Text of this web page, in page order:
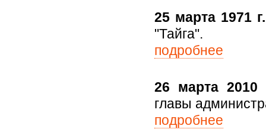
25 марта 1971 г.
"Тайга".
подробнее
26 марта 2010
главы
подробнее